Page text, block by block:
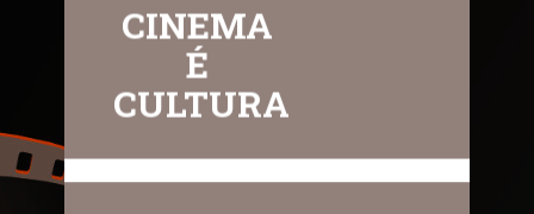
CINEMA
É
CULTURA